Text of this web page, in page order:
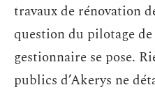
travaux de rénovation
question du pilotage
gestionnaire se pose.
publics d’Akerys ne